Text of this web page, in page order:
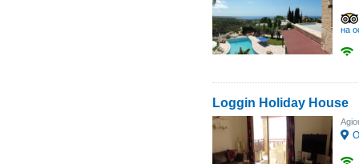
на
Loggin Holiday House